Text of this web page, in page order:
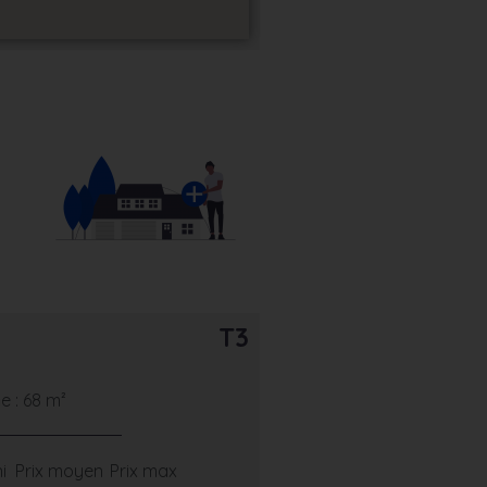
T3
: 68 m²
Prix moyen Prix max